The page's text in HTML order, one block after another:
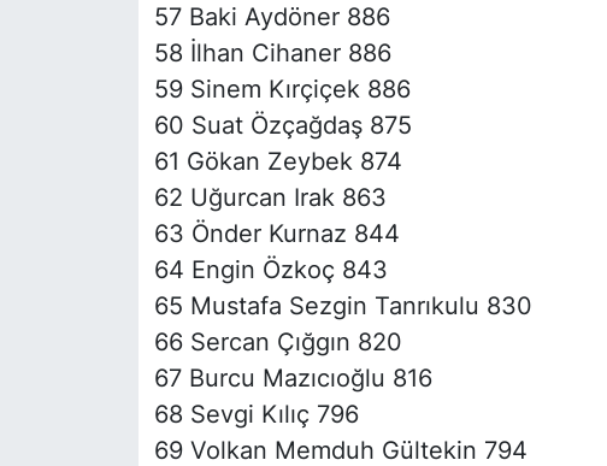
57 Baki Aydöner 886
58 İlhan Cihaner 886
59 Sinem Kırçiçek 886
60 Suat Özçağdaş 875
61 Gökan Zeybek 874
62 Uğurcan Irak 863
63 Önder Kurnaz 844
64 Engin Özkoç 843
65 Mustafa Sezgin Tanrıkulu 830
66 Sercan Çığgın 820
67 Burcu Mazıcıoğlu 816
68 Sevgi Kılıç 796
69 Volkan Memduh Gültekin 794